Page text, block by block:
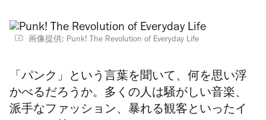
画像提供: Punk! The Revolution of Everyday Life
「パンク」という言葉を聞いて、何を思い浮
かべるだろうか。多くの人は騒がしい音楽、
派手なファッション、暴れる観客といったイ